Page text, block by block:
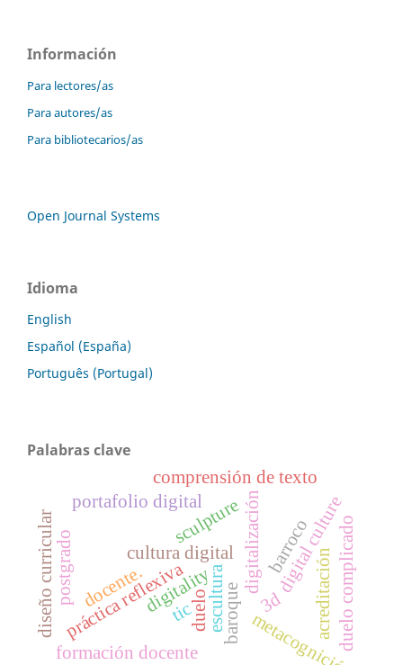
Información
Para lectores/as
Para autores/as
Para bibliotecarios/as
Open Journal Systems
Idioma
English
Español (España)
Português (Portugal)
Palabras clave
escultura
digitalización
3d
cultura digital barroco
sculpture
digitality
digital culture
baroque
comprensión de texto
práctica reflexiva
portafolio digital
tic metacognición
formación docente
diseño curricular docente. acreditación
postgrado
duelo duelo complicado